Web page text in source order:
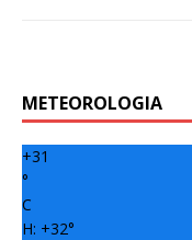
METEOROLOGIA
+31
°
C
H: +32°